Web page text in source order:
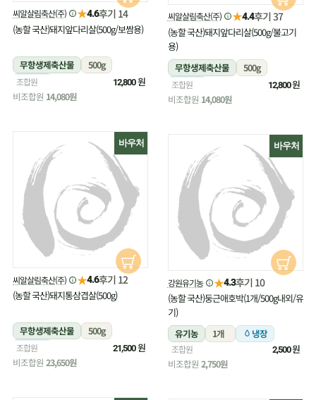
씨알살림축산(주) ★4.6후기 14
(농할 국산)돼지앞다리살(500g/보쌈용)
무항생제축산물
500g
냉장
조합원 12,800원
비조합원 14,080원
씨알살림축산(주) ★4.4후기 37
(농할 국산)돼지앞다리살(500g/불고기
용)
무항생제축산물
500g
냉장
조합원 12,800원
비조합원 14,080원
바우처
씨알살림축산(주) ★4.6후기 12
(농할 국산)돼지통삼겹살(500g)
무항생제축산물
500g
냉장
조합원 21,500원
비조합원 23,650원
바우처
강원유기농 ★4.3후기 10
(농할 국산)둥근애호박(1개/500g내외/유
기)
유기농
1개 냉장
조합원 2,500원
비조합원 2,750원